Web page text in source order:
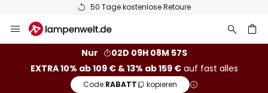
50 Tage kostenlose Retoure
Inhalt
Nur
02D 09H 08M 56S
EXTRA 10% ab 109 € & 13% ab 159 €auf fast alles
Code:RABATT kopieren